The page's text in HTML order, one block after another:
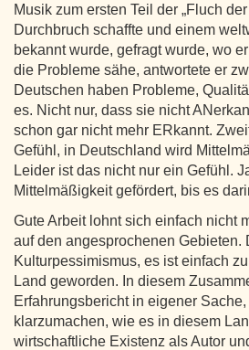
Musik zum ersten Teil der „Fluch
Durchbruch schaffte und einem
bekannt wurde, gefragt wurde, wo
die Probleme sähe, antwortete er
Deutschen haben Probleme,
es. Nicht nur, dass sie nicht
schon gar nicht mehr ERkannt.
Gefühl, in Deutschland wird
Leider ist das nicht nur ein Gefühl.
Mittelmäßigkeit gefördert, bis es
Gute Arbeit lohnt sich einfach nicht
auf den angesprochenen Gebieten.
Kulturpessimismus, es ist einfach
Land geworden. In diesem
Erfahrungsbericht in eigener Sache,
klarzumachen, wie es in diesem
wirtschaftliche Existenz als Autor